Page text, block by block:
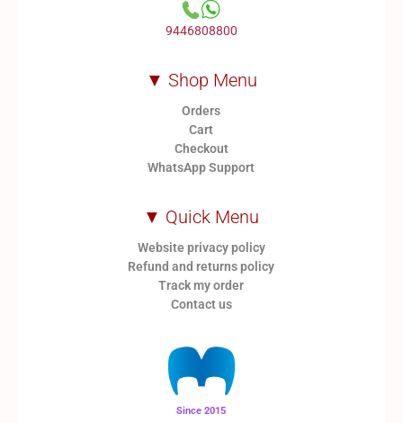
9446808800
▼ Shop Menu
Orders
Cart
Checkout
WhatsApp Support
▼ Quick Menu
Website privacy policy
Refund and returns policy
Track my order
Contact us
Since 2015